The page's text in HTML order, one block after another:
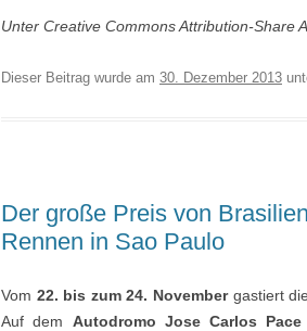
Unter Creative Commons Attribution-Share
Dieser Beitrag wurde am 30. Dezember 2013
Der große Preis von
Rennen in Sao Paulo
Vom 22. bis zum 24. Novembergastiert die
Auf dem Autodromo Jose Carlos